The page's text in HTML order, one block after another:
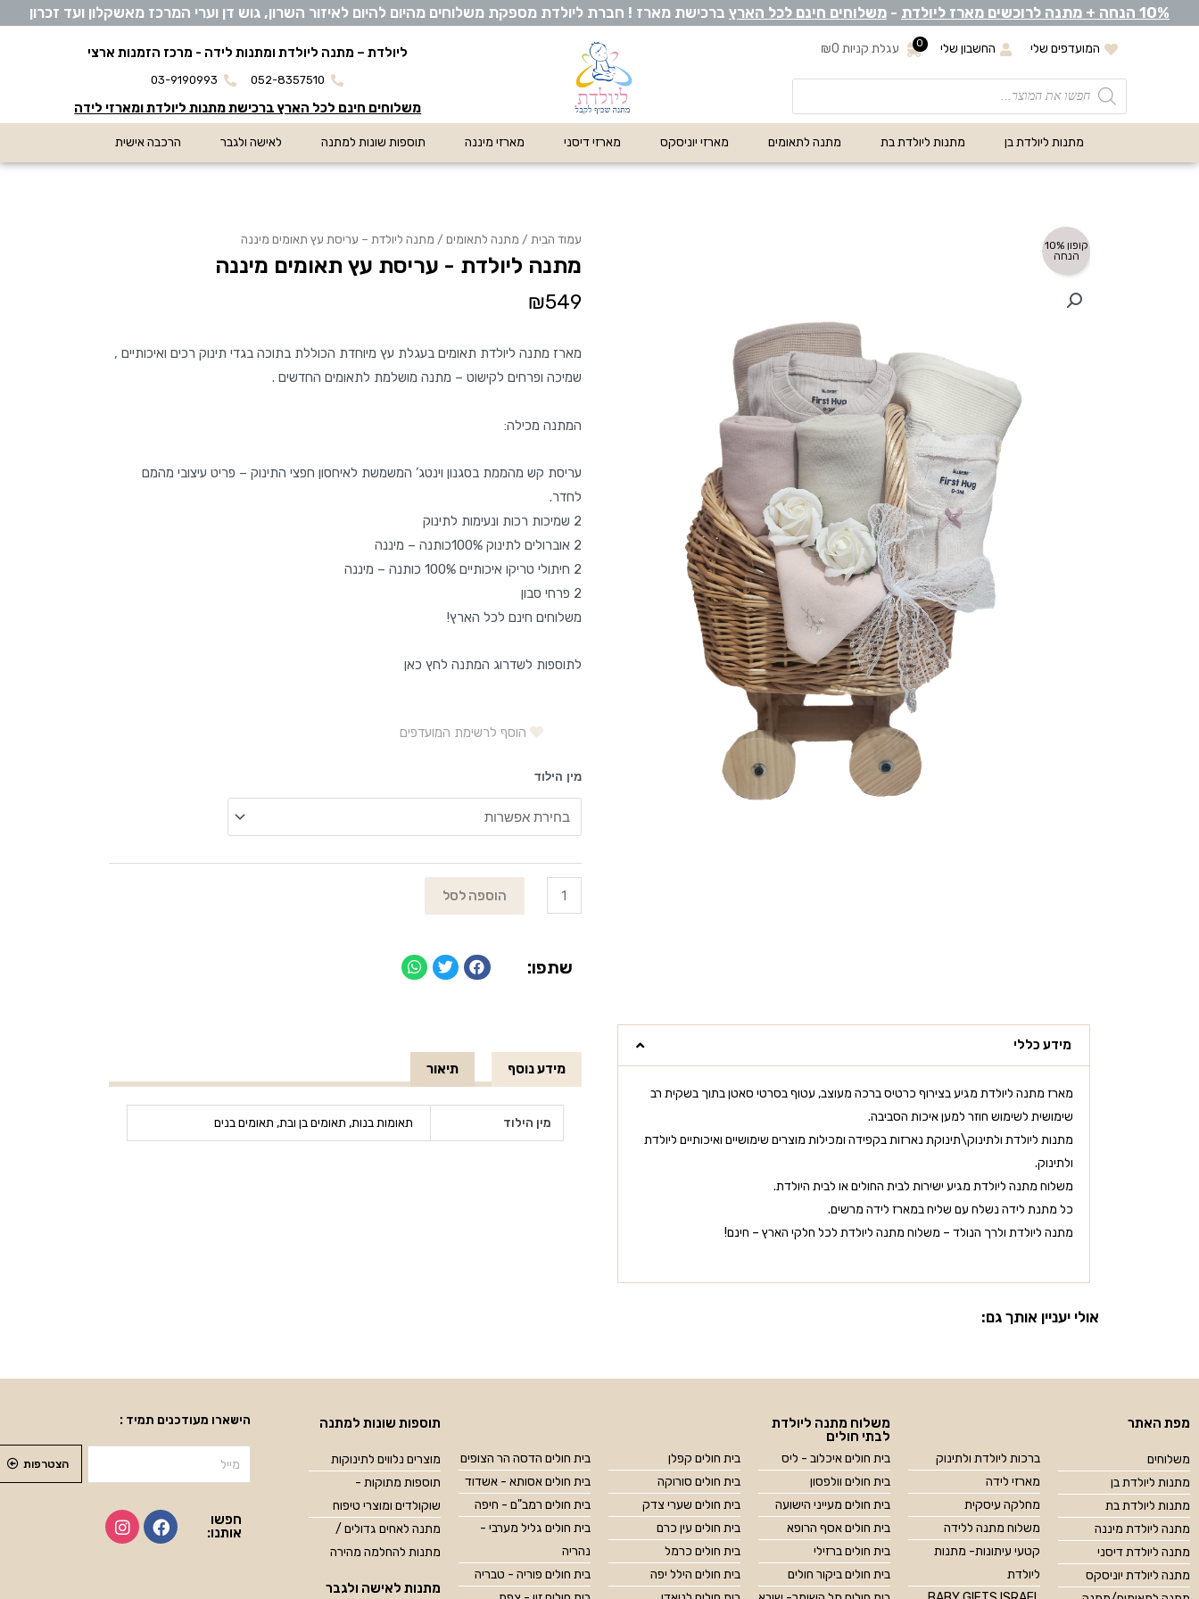
10% הנחה + מתנה לרוכשים מארז ליולדת - משלוחים חינם לכל הארץ ברכישת מארז ! חברת ליולדת מספקת משלוחים מהיום להיום לאיזור השרון, גוש דן וערי המרכז מאשקלון ועד זכרון​
המועדפים שלי החשבון שלי עגלת קניות ₪0 0
ליולדת – מתנה ליולדת ומתנות לידה - מרכז הזמנות ארצי
052-8357510
03-9190993
משלוחים חינם לכל הארץ ברכישת מתנות ליולדת ומארזי לידה
מתנות ליולדת בן מתנות ליולדת בת מתנה לתאומים מארזי יוניסקס מארזי דיסני מארזי מיננה תוספות שונות למתנה לאישה ולגבר הרכבה אישית
קופון 10%
הנחה
עמוד הבית / מתנה לתאומים / מתנה ליולדת – עריסת עץ תאומים מיננה
מתנה ליולדת - עריסת עץ תאומים מיננה
₪549
מארז מתנה ליולדת תאומים בעגלת עץ מיוחדת הכוללת בתוכה בגדי תינוק רכים ואיכותיים ,
שמיכה ופרחים לקישוט – מתנה מושלמת לתאומים החדשים .
המתנה מכילה:
עריסת קש מהממת בסגנון וינטג’ המשמשת לאיחסון חפצי התינוק – פריט עיצובי מהמם
לחדר.
2 שמיכות רכות ונעימות לתינוק
2 אוברולים לתינוק 100%כותנה – מיננה
2 חיתולי טריקו איכותיים 100% כותנה – מיננה
2 פרחי סבון
משלוחים חינם לכל הארץ!
לתוספות לשדרוג המתנה לחץ כאן
הוסף לרשימת המועדפים
מין הילוד
הוספה לסל
שתפו:
מידע כללי
מארז מתנה ליולדת מגיע בצירוף כרטיס ברכה מעוצב, עטוף בסרטי סאטן בתוך בשקית רב
שימושית לשימוש חוזר למען איכות הסביבה.
מתנות ליולדת ולתינוק\תינוקת נארזות בקפידה ומכילות מוצרים שימושיים ואיכותיים ליולדת
ולתינוק.
משלוח מתנה ליולדת מגיע ישירות לבית החולים או לבית היולדת.
כל מתנת לידה נשלח עם שליח במארז לידה מרשים.
מתנה ליולדת ולרך הנולד – משלוח מתנה ליולדת לכל חלקי הארץ – חינם!
מידע נוסף תיאור
מין הילוד תאומות בנות, תאומים בן ובת, תאומים בנים
אולי יעניין אותך גם:
מפת האתר
משלוחים
מתנות ליולדת בן
מתנות ליולדת בת
מתנה ליולדת מיננה
מתנה ליולדת דיסני
מתנה ליולדת יוניסקס
ברכות ליולדת ולתינוק
מארזי לידה
מחלקה עיסקית
משלוח מתנה ללידה
קטעי עיתונות- מתנות
ליולדת
משלוח מתנה ליולדת
לבתי חולים
בית חולים איכלוב - ליס
בית חולים וולפסון
בית חולים מעייני הישועה
בית חולים אסף הרופא
בית חולים ברזילי
בית חולים ביקור חולים
בית חולים קפלן
בית חולים סורוקה
בית חולים שערי צדק
בית חולים עין כרם
בית חולים כרמל
בית חולים הילל יפה
בית חולים הדסה הר הצופים
בית חולים אסותא - אשדוד
בית חולים רמב"ם - חיפה
בית חולים גליל מערבי -
נהריה
בית חולים פוריה - טבריה
תוספות שונות למתנה
מוצרים נלווים לתינוקות
תוספות מתוקות -
שוקולדים ומוצרי טיפוח
מתנה לאחים גדולים /
מתנות להחלמה מהירה
מתנות לאישה ולגבר
הישארו מעודכנים תמיד :
הצטרפות
חפשו
אותנו: